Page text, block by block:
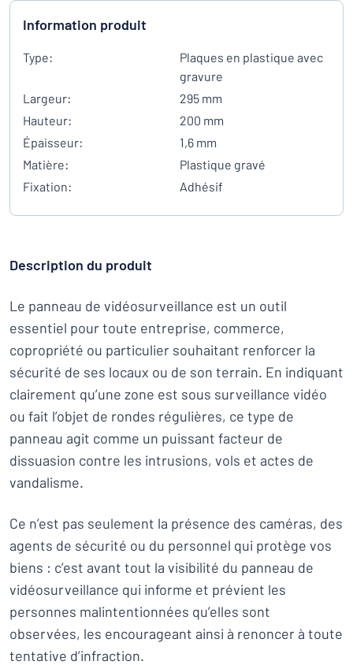
Information produit
Type:
Plaques en plastique avec
gravure
Largeur:
295 mm
Hauteur:
200 mm
Épaisseur:
1,6 mm
Matière:
Plastique gravé
Fixation:
Adhésif
Description du produit
Le panneau de vidéosurveillance est un outil
essentiel pour toute entreprise, commerce,
copropriété ou particulier souhaitant renforcer la
sécurité de ses locaux ou de son terrain. En indiquant
clairement qu’une zone est sous surveillance vidéo
ou fait l’objet de rondes régulières, ce type de
panneau agit comme un puissant facteur de
dissuasion contre les intrusions, vols et actes de
vandalisme.
Ce n’est pas seulement la présence des caméras, des
agents de sécurité ou du personnel qui protège vos
biens : c’est avant tout la visibilité du panneau de
vidéosurveillance qui informe et prévient les
personnes malintentionnées qu’elles sont
observées, les encourageant ainsi à renoncer à toute
tentative d’infraction.